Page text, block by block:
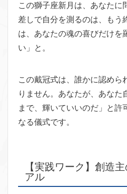
この獅子座新月は、あなたに
差しで自分を測るのは、もう
は、あなたの魂の喜びだけを
い」と。
この戴冠式は、誰かに認めら
りません。あなたが、あなた
まで、輝いていいのだ」と許
なる儀式です。
【実践ワーク】創造
アル